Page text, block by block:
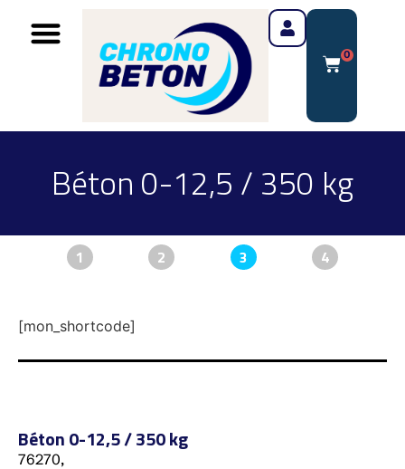
0
Béton 0-12,5 / 350 kg
1 2 3 4
[mon_shortcode]
Béton 0-12,5 / 350 kg
76270,